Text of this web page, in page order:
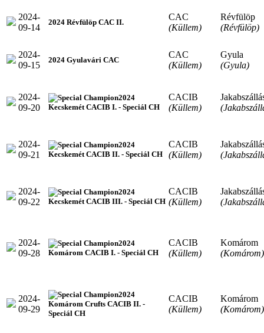
2024-
09-14
2024 Révfülöp CAC II.
CAC
(Küllem)
Révfülöp
(Révfülöp)
2024-
09-15
2024 Gyulavári CAC
CAC
(Küllem)
Gyula
(Gyula)
2024-
09-20
2024
Kecskemét CACIB I. - Speciál CH
CACIB
(Küllem)
2024-
09-21
2024
Kecskemét CACIB II. - Speciál CH
CACIB
(Küllem)
2024-
09-22
2024
Kecskemét CACIB III. - Speciál CH
CACIB
(Küllem)
2024-
09-28
2024
Komárom CACIB I. - Speciál CH
CACIB
(Küllem)
Komárom
(Komárom)
2024-
09-29
2024
Komárom Crufts CACIB II. -
Speciál CH
CACIB
(Küllem)
Komárom
(Komárom)